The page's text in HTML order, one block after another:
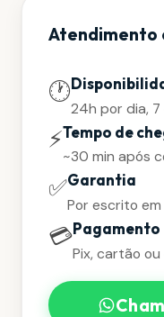
Atendimento
🕐
24h por dia,
⚡Tempo de
~30 min após
✅Garantia
Por escrito
💳Pagamento
Pix, cartão